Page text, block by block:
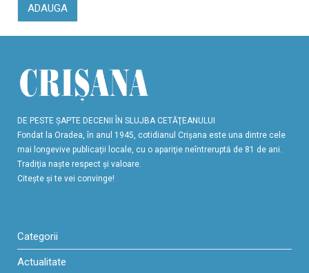
ADAUGA
DE PESTE ŞAPTE DECENII ÎN SLUJBA CETĂŢEANULUI
Fondat la Oradea, în anul 1945, cotidianul Crişana este una dintre cele
mai longevive publicaţii locale, cu o apariţie neîntreruptă de 81 de ani.
Tradiţia naşte respect şi valoare.
Citeşte şi te vei convinge!
Categorii
Actualitate